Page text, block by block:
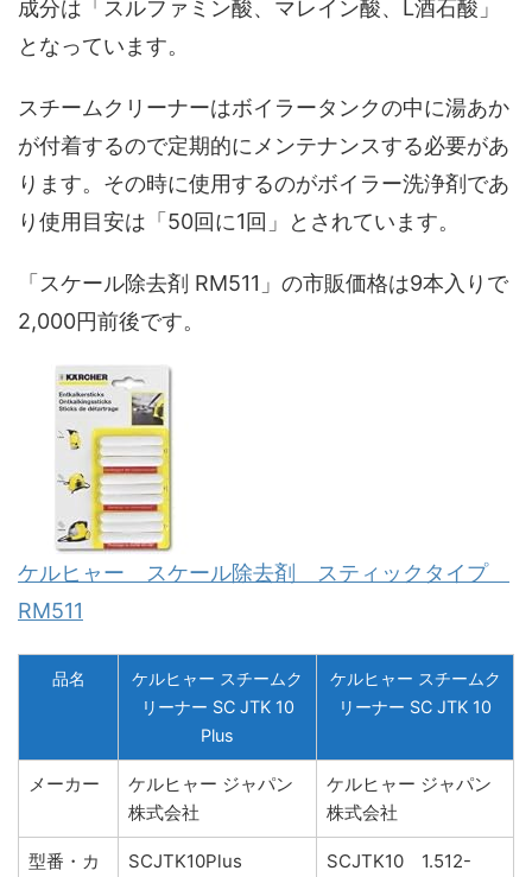
成分は「スルファミン酸、マレイン酸、L酒石酸」
となっています。
スチームクリーナーはボイラータンクの中に湯あか
が付着するので定期的にメンテナンスする必要があ
ります。その時に使用するのがボイラー洗浄剤であ
り使用目安は「50回に1回」とされています。
「スケール除去剤 RM511」の市販価格は9本入りで
2,000円前後です。
ケルヒャー スケール除去剤 スティックタイプ
RM511
品名
ケルヒャー スチームク
リーナー SC JTK 10
Plus
ケルヒャー スチームク
リーナー SC JTK 10
メーカー
ケルヒャー ジャパン
株式会社
ケルヒャー ジャパン
株式会社
型番・カ
SCJTK10Plus
SCJTK10 1.512-